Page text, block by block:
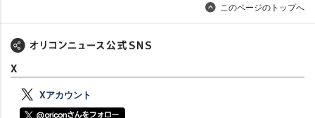
このページのトップへ
X
Xアカウント